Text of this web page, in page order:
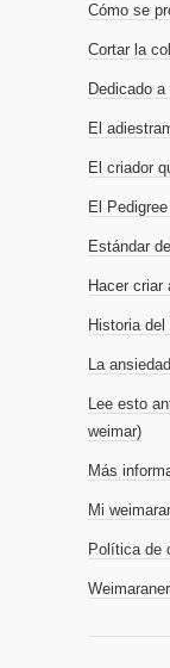
Cómo se
Cortar la
Dedicado a
El
El criador
El
Estándar
Hacer criar
Historia
La
Lee esto
weimar)
Más
Mi
Política de